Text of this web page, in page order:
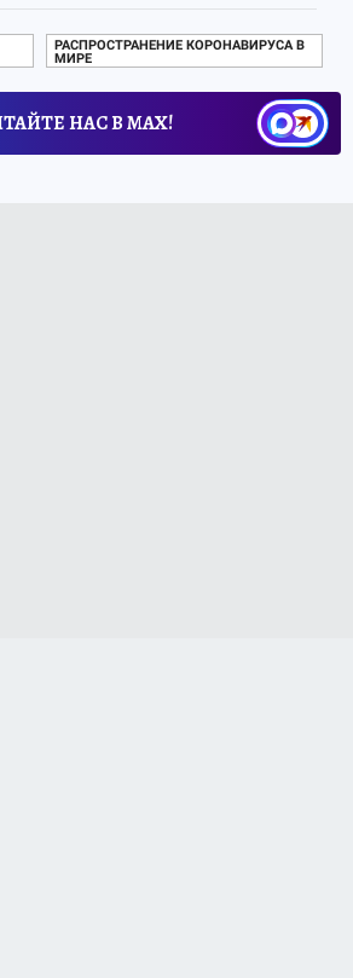
РАСПРОСТРАНЕНИЕ КОРОНАВИРУСА В
МИРЕ
НАС В МАХ!